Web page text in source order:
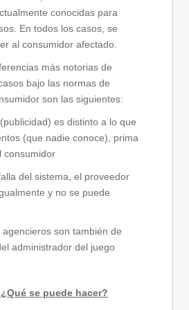
conocidas para
En todos los casos, se
al consumidor afectado.
más notorias de
bajo las normas de
son las siguientes:
es distinto a lo que
(que nadie conoce), prima
consumidor
del sistema, el proveedor
y no se puede
son también de
administrador del juego
se puede hacer?